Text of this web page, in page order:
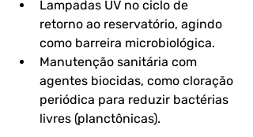
Lampadas UV no ciclo de
retorno ao reservatório, agindo
como barreira microbiológica.
Manutenção sanitária com
agentes biocidas, como cloração
periódica para reduzir bactérias
livres (planctônicas).